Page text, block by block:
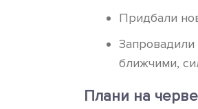
Придбали
Запровадили
ближчими,
Плани на